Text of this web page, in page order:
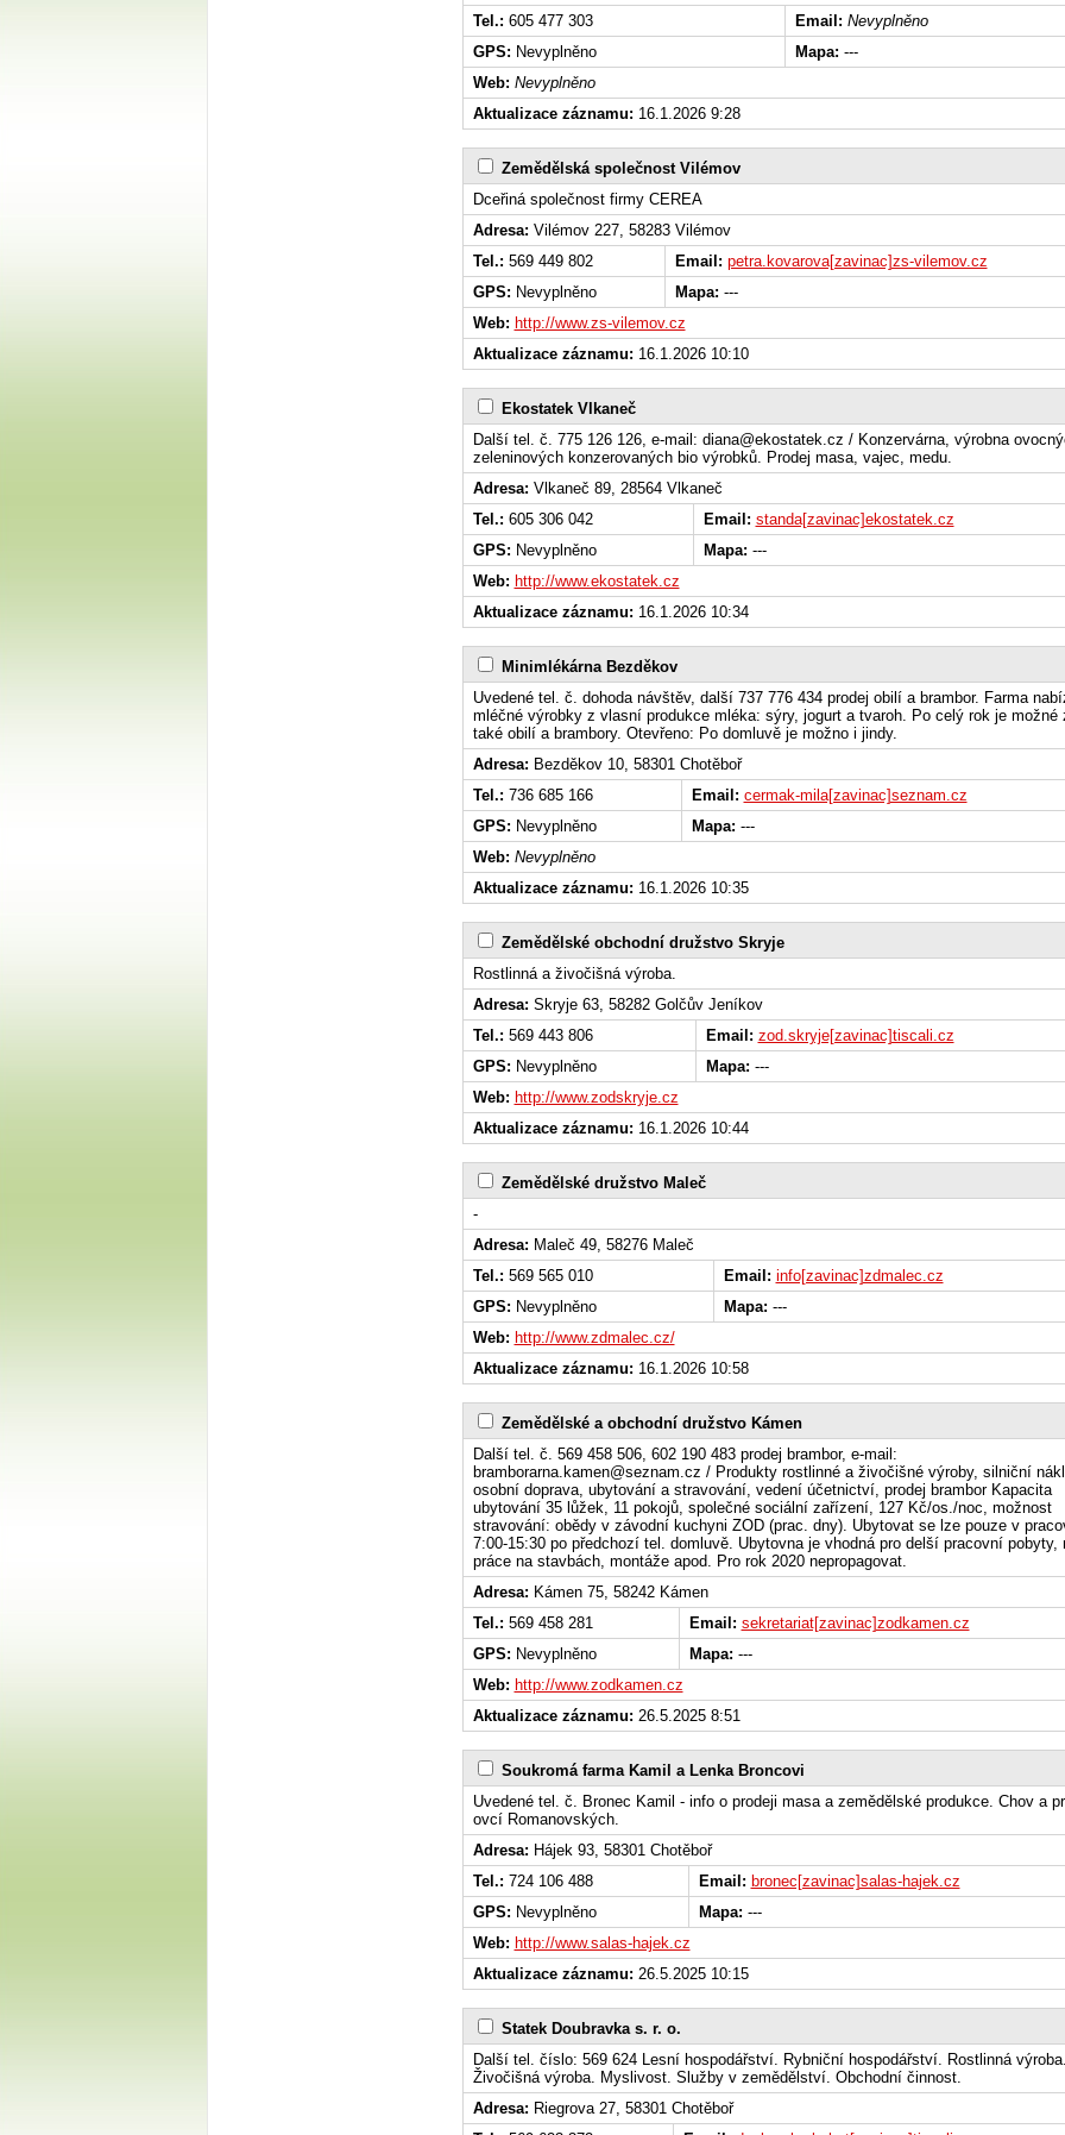
Tel.: 605 477 303 Email: Nevyplněno
GPS: Nevyplněno Mapa: ---
Web: Nevyplněno
Aktualizace záznamu: 16.1.2026 9:28
Zemědělská společnost Vilémov
Dceřiná společnost firmy CEREA
Adresa: Vilémov 227, 58283 Vilémov
Tel.: 569 449 802 Email: petra.kovarova[zavinac]zs-vilemov.cz
GPS: Nevyplněno Mapa: ---
Web: http://www.zs-vilemov.cz
Aktualizace záznamu: 16.1.2026 10:10
Ekostatek Vlkaneč
Další tel. č. 775 126 126, e-mail: diana@ekostatek.cz / Konzervárna, výrobna
zeleninových konzerovaných bio výrobků. Prodej masa, vajec, medu.
Adresa: Vlkaneč 89, 28564 Vlkaneč
Tel.: 605 306 042 Email: standa[zavinac]ekostatek.cz
GPS: Nevyplněno Mapa: ---
Web: http://www.ekostatek.cz
Aktualizace záznamu: 16.1.2026 10:34
Minimlékárna Bezděkov
Uvedené tel. č. dohoda návštěv, další 737 776 434 prodej obilí a brambor. Farma
mléčné výrobky z vlasní produkce mléka: sýry, jogurt a tvaroh. Po celý rok je možné
také obilí a brambory. Otevřeno: Po domluvě je možno i jindy.
Adresa: Bezděkov 10, 58301 Chotěboř
Tel.: 736 685 166 Email: cermak-mila[zavinac]seznam.cz
GPS: Nevyplněno Mapa: ---
Web: Nevyplněno
Aktualizace záznamu: 16.1.2026 10:35
Zemědělské obchodní družstvo Skryje
Rostlinná a živočišná výroba.
Adresa: Skryje 63, 58282 Golčův Jeníkov
Tel.: 569 443 806 Email: zod.skryje[zavinac]tiscali.cz
GPS: Nevyplněno Mapa: ---
Web: http://www.zodskryje.cz
Aktualizace záznamu: 16.1.2026 10:44
Zemědělské družstvo Maleč
-
Adresa: Maleč 49, 58276 Maleč
Tel.: 569 565 010 Email: info[zavinac]zdmalec.cz
GPS: Nevyplněno Mapa: ---
Web: http://www.zdmalec.cz/
Aktualizace záznamu: 16.1.2026 10:58
Zemědělské a obchodní družstvo Kámen
Další tel. č. 569 458 506, 602 190 483 prodej brambor, e-mail:
bramborarna.kamen@seznam.cz / Produkty rostlinné a živočišné výroby, silniční
osobní doprava, ubytování a stravování, vedení účetnictví, prodej brambor Kapacita
ubytování 35 lůžek, 11 pokojů, společné sociální zařízení, 127 Kč/os./noc, možnost
stravování: obědy v závodní kuchyni ZOD (prac. dny). Ubytovat se lze pouze v
7:00-15:30 po předchozí tel. domluvě. Ubytovna je vhodná pro delší pracovní pobyty,
práce na stavbách, montáže apod. Pro rok 2020 nepropagovat.
Adresa: Kámen 75, 58242 Kámen
Tel.: 569 458 281 Email: sekretariat[zavinac]zodkamen.cz
GPS: Nevyplněno Mapa: ---
Web: http://www.zodkamen.cz
Aktualizace záznamu: 26.5.2025 8:51
Soukromá farma Kamil a Lenka Broncovi
Uvedené tel. č. Bronec Kamil - info o prodeji masa a zemědělské produkce. Chov a
ovcí Romanovských.
Adresa: Hájek 93, 58301 Chotěboř
Tel.: 724 106 488 Email: bronec[zavinac]salas-hajek.cz
GPS: Nevyplněno Mapa: ---
Web: http://www.salas-hajek.cz
Aktualizace záznamu: 26.5.2025 10:15
Statek Doubravka s. r. o.
Další tel. číslo: 569 624 Lesní hospodářství. Rybniční hospodářství. Rostlinná
Živočišná výroba. Myslivost. Služby v zemědělství. Obchodní činnost.
Adresa: Riegrova 27, 58301 Chotěboř